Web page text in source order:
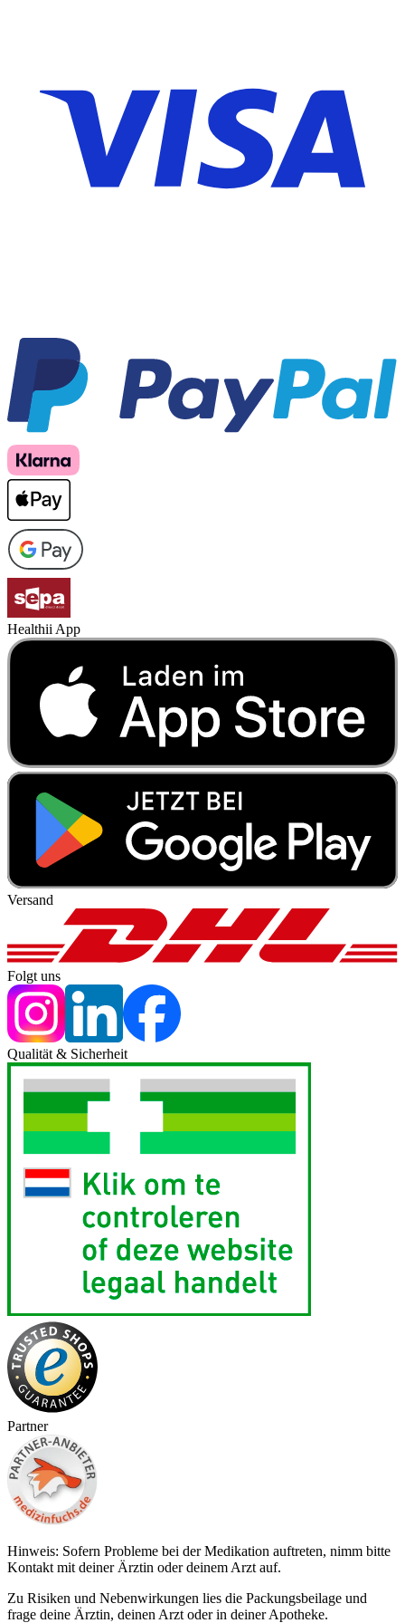
Healthii App
Versand
Folgt uns
Qualität & Sicherheit
Partner
Hinweis: Sofern Probleme bei der Medikation auftreten, nimm bitte
Kontakt mit deiner Ärztin oder deinem Arzt auf.
Zu Risiken und Nebenwirkungen lies die Packungsbeilage und
frage deine Ärztin, deinen Arzt oder in deiner Apotheke.